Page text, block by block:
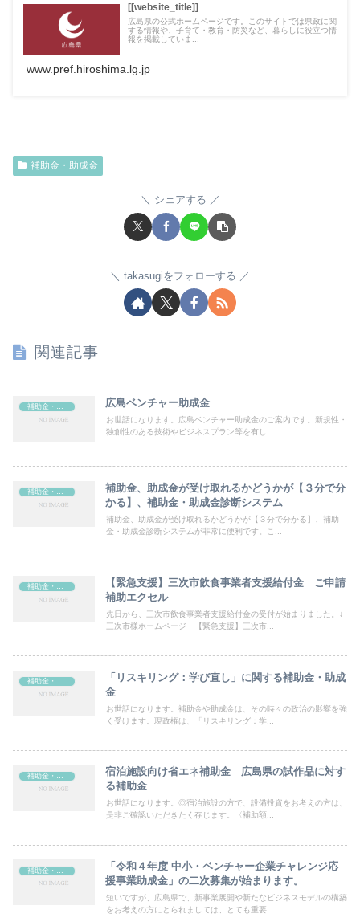
[[website_title]]
広島県の公式ホームページです。このサイトでは県政に関
する情報や、子育て・教育・防災など、暮らしに役立つ情
報を掲載していま...
www.pref.hiroshima.lg.jp
補助金・助成金
シェアする
takasugiをフォローする
関連記事
補助金・助成金 広島ベンチャー助成金
お世話になります。広島ベンチャー助成金のご案内です。新規性・
独創性のある技術やビジネスプラン等を有し...
補助金、助成金が受け取れるかどうかが【３分で分
かる】、補助金・助成金診断システム
補助金、助成金が受け取れるかどうかが【３分で分かる】、補助
金・助成金診断システムが非常に便利です。こ...
【緊急支援】三次市飲食事業者支援給付金 ご申請
補助エクセル
先日から、三次市飲食事業者支援給付金の受付が始まりました。↓
三次市様ホームページ 【緊急支援】三次市...
「リスキリング：学び直し」に関する補助金・助成
金
お世話になります。補助金や助成金は、その時々の政治の影響を強
く受けます。現政権は、「リスキリング：学...
宿泊施設向け省エネ補助金 広島県の試作品に対す
る補助金
お世話になります。◎宿泊施設の方で、設備投資をお考えの方は、
是非ご確認いただきたく存じます。〈補助額...
「令和４年度 中小・ベンチャー企業チャレンジ応
援事業助成金」の二次募集が始まります。
短いですが、広島県で、新事業展開や新たなビジネスモデルの構築
をお考えの方にとられましては、とても重要...